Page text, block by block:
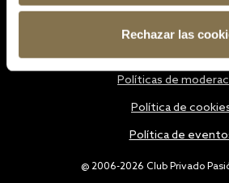
Rechazar las
@ 2006-2026 Club Privado
Políticas de
Política de
Política de